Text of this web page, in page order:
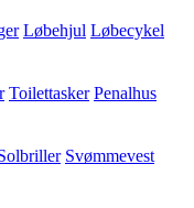
Løbehjul Løbecykel
Toilettasker Penalhus
Svømmevest